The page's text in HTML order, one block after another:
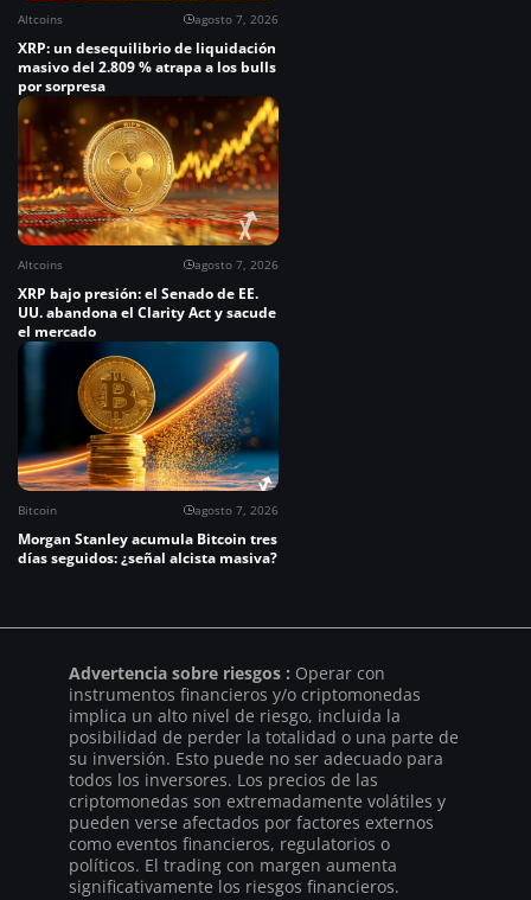
Altcoins agosto 7, 2026
XRP: un desequilibrio de liquidación
masivo del 2.809 % atrapa a los bulls
por sorpresa
Altcoins agosto 7, 2026
XRP bajo presión: el Senado de EE.
UU. abandona el Clarity Act y sacude
el mercado
Bitcoin agosto 7, 2026
Morgan Stanley acumula Bitcoin tres
días seguidos: ¿señal alcista masiva?
Advertencia sobre riesgos : Operar con
instrumentos financieros y/o criptomonedas
implica un alto nivel de riesgo, incluida la
posibilidad de perder la totalidad o una parte de
su inversión. Esto puede no ser adecuado para
todos los inversores. Los precios de las
criptomonedas son extremadamente volátiles y
pueden verse afectados por factores externos
como eventos financieros, regulatorios o
políticos. El trading con margen aumenta
significativamente los riesgos financieros.